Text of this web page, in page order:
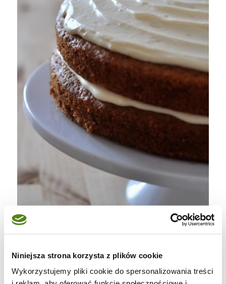
Niniejsza strona korzysta z plików cookie
Wykorzystujemy pliki cookie do spersonalizowania treści
Marchewkowo – cynamonowe warstwy
przełożyłam waniliowym kremem na bazie